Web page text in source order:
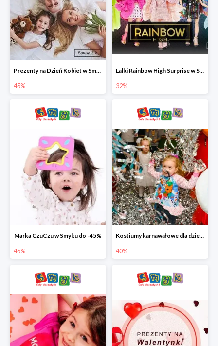
Prezenty na Dzień Kobiet w Smyku do -45%
45%
Lalki Rainbow High Surprise w Smyku do -35%
32%
Marka CzuCzu w Smyku do -45%
45%
Kostiumy karnawałowe dla dzieci w Smyku do -40%
40%